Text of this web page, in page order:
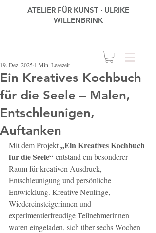
ATELIER FÜR KUNST · ULRIKE
WILLENBRINK
Ein Kreatives Kochbuch
für die Seele – Malen,
Entschleunigen,
Auftanken
19. Dez. 2025 1 Min. Lesezeit
Mit dem Projekt „Ein Kreatives Kochbuch
für die Seele“ entstand ein besonderer
Raum für kreativen Ausdruck,
Entschleunigung und persönliche
Entwicklung. Kreative Neulinge,
Wiedereinsteigerinnen und
experimentierfreudige Teilnehmerinnen
waren eingeladen, sich über sechs Wochen